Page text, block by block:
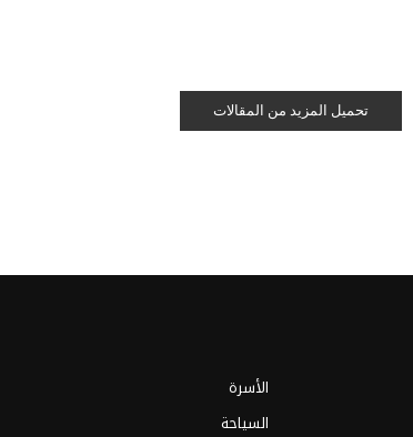
تحميل المزيد من المقالات
الأسرة
السياحة